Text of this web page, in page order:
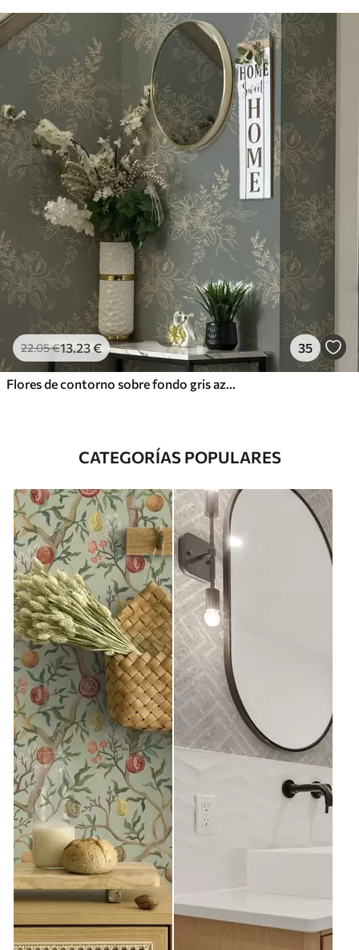
22.05€13.23€ 35
Flores de contorno sobre fondo gris azulado, elegante motivo botánico
CATEGORÍAS POPULARES